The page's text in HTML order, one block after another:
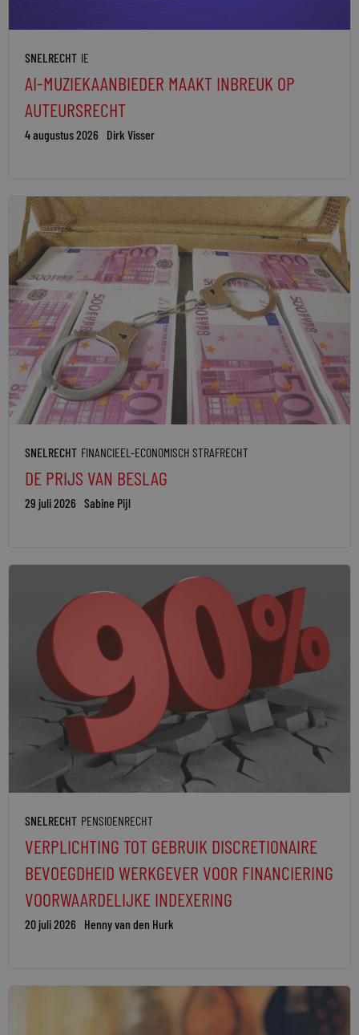
SNELRECHT IE
AI-MUZIEKAANBIEDER MAAKT INBREUK OP
AUTEURSRECHT
4 augustus 2026 Dirk Visser
SNELRECHT FINANCIEEL-ECONOMISCH STRAFRECHT
DE PRIJS VAN BESLAG
29 juli 2026 Sabine Pijl
SNELRECHT PENSIOENRECHT
VERPLICHTING TOT GEBRUIK DISCRETIONAIRE
BEVOEGDHEID WERKGEVER VOOR FINANCIERING
VOORWAARDELIJKE INDEXERING
20 juli 2026 Henny van den Hurk